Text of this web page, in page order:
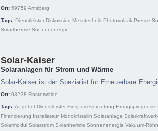
Ort: 59759 Arnsberg
Tags: Dienstleister Diskussion Messtechnik Photovoltaik Presse
Solarthermie Sonnenenergie
Solar-Kaiser
Solaranlagen für Strom und Wärme
Solar-Kaiser ist der Spezialist für Erneuerbare
Ort: 03238 Finsterwalde
Tags:Angebot Dienstleister Einspeisevergütung Ertragsprognose
Finanzierung Installateur Monokristallin Solaranlage
Solarmodul Solarstrom Solarthermie Sonnenenergie Vakuum-